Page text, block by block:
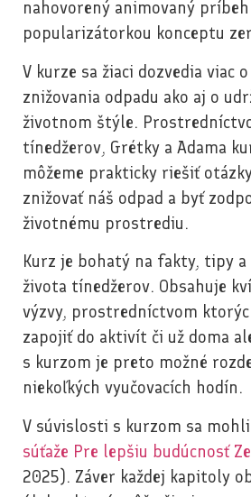
nahovorený animovaný
popularizátorkou konceptu
V kurze sa žiaci dozvedia viac
znižovania odpadu ako aj o
životnom štýle.
tínedžerov, Grétky a Adama
môžeme prakticky riešiť
znižovať náš odpad a byť
životnému prostrediu.
Kurz je bohatý na fakty, tipy a
života tínedžerov. Obsahuje
výzvy, prostredníctvom
zapojiť do aktivít či už doma
s kurzom je preto možné
niekoľkých vyučovacích hodín.
V súvislosti s kurzom sa
súťaže Pre lepšiu budúcnosť
2025). Záver každej kapitoly